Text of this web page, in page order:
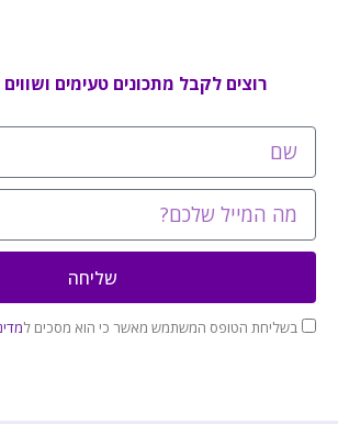
רוצים לקבל מתכונים טעימים
בשליחת הטופס המשתמש מאשר כי הוא מסכים ל
שליחה